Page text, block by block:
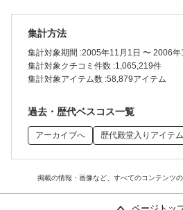
集計方法
集計対象期間 :2005年11月1日 〜 2006年
集計対象クチコミ件数 :1,065,219件
集計対象アイテム数 :58,879アイテム
過去・歴代ベスコス一覧
アーカイブへ 歴代殿堂入りアイテ
掲載の情報・画像など、すべてのコンテンツ